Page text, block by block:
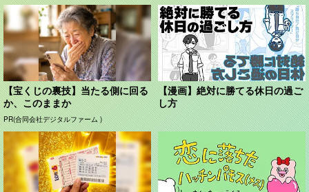
【宝くじの裏技】当たる側に回る
か、このままか
PR(合同会社デジタルファーム )
【漫画】絶対に勝てる休日の過ご
し方